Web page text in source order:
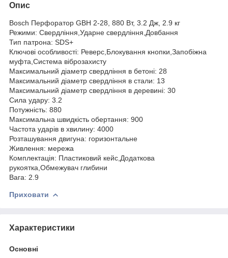
Опис
Bosch Перфоратор GBH 2-28, 880 Вт, 3.2 Дж, 2.9 кг
Режими: Свердління,Ударне свердління,Довбання
Тип патрона: SDS+
Ключові особливості: Реверс,Блокування кнопки,Запобіжна
муфта,Система віброзахисту
Максимальний діаметр свердління в бетоні: 28
Максимальний діаметр свердління в стали: 13
Максимальний діаметр свердління в деревині: 30
Сила удару: 3.2
Потужність: 880
Максимальна швидкість обертання: 900
Частота ударів в хвилину: 4000
Розташування двигуна: горизонтальне
Живлення: мережа
Комплектація: Пластиковий кейс,Додаткова
рукоятка,Обмежувач глибини
Вага: 2.9
Приховати
Характеристики
Основні